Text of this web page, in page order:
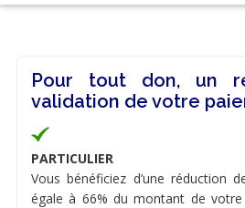
Pour tout don, un
validation de votre
PARTICULIER
Vous bénéficiez d’une réduction
égale à 66% du montant de